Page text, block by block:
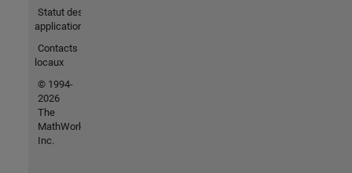
Statut des
applications
Contacts
locaux
© 1994-
2026
The
MathWorks,
Inc.